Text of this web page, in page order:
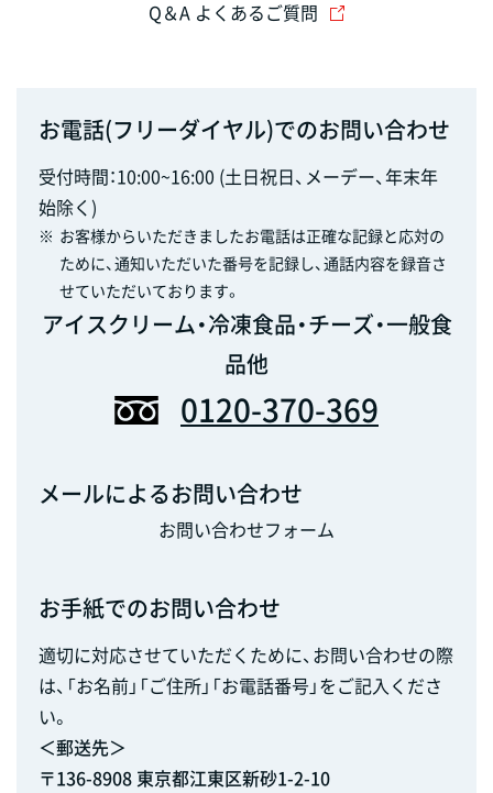
Q＆A よくあるご質問
お電話(フリーダイヤル)でのお問い合わせ
受付時間：10:00~16:00 (土日祝日、メーデー、年末年
始除く)
※ お客様からいただきましたお電話は正確な記録と応対の
ために、通知いただいた番号を記録し、通話内容を録音さ
せていただいております。
アイスクリーム・冷凍食品・チーズ・一般食
品他
0120-370-369
メールによるお問い合わせ
お問い合わせフォーム
お手紙でのお問い合わせ
適切に対応させていただくために、お問い合わせの際
は、「お名前」「ご住所」「お電話番号」をご記入くださ
い。
＜郵送先＞
〒136-8908 東京都江東区新砂1-2-10